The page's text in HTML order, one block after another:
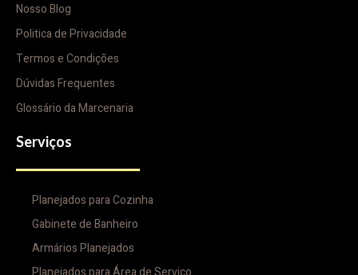
Nosso Blog
Politica de Privacidade
Termos e Condições
Dúvidas Frequentes
Glossário da Marcenaria
Serviços
Planejados para Cozinha
Gabinete de Banheiro
Armários Planejados